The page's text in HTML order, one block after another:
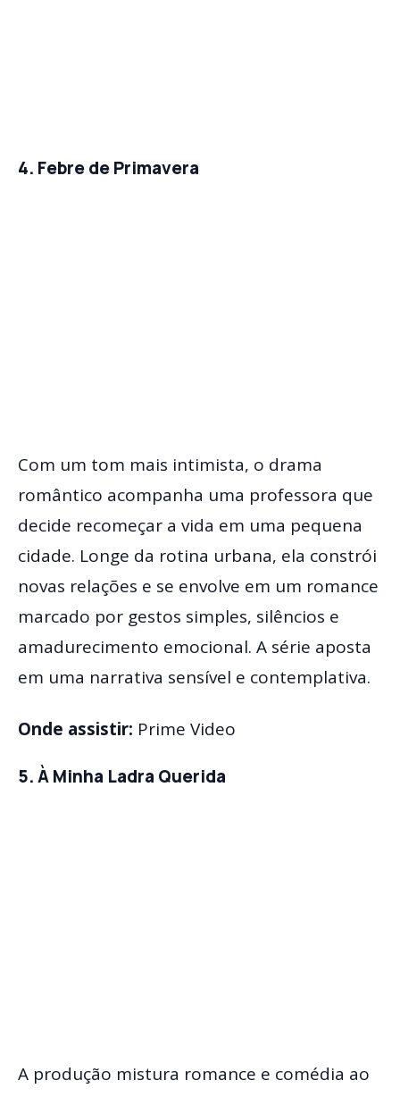
4. Febre de Primavera
Com um tom mais intimista, o drama
romântico acompanha uma professora que
decide recomeçar a vida em uma pequena
cidade. Longe da rotina urbana, ela constrói
novas relações e se envolve em um romance
marcado por gestos simples, silêncios e
amadurecimento emocional. A série aposta
em uma narrativa sensível e contemplativa.
Onde assistir: Prime Video
5. À Minha Ladra Querida
A produção mistura romance e comédia ao